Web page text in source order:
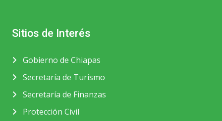
Sitios de Interés
Gobierno de Chiapas
Secretaría de Turismo
Secretaría de Finanzas
Protección Civil